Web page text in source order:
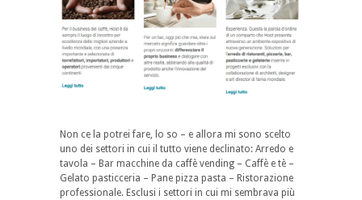
Non ce la potrei fare, lo so – e allora mi sono scelto
uno dei settori in cui il tutto viene declinato: Arredo e
tavola – Bar macchine da caffè vending – Caffè e tè –
Gelato pasticceria – Pane pizza pasta – Ristorazione
professionale. Esclusi i settori in cui mi sembrava più